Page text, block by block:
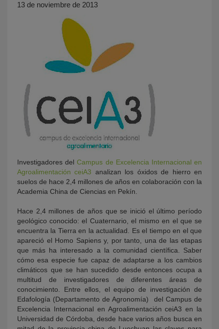
13 de noviembre de 2013
Investigadores delCampus de Excelencia Internacional en
Agroalimentación ceiA3 analizan los óxidos de hierro en
suelos de hace 2,4 millones de años en colaboración con la
Academia China de Ciencias en Pekín.
Hace 2,4 millones de años que se inició el último período
geológico conocido: el Cuaternario, el mismo en el que se
encuentra la Tierra en la actualidad. Es el tiempo en el que
apareció el Homo Sapiens y, por tanto, una de las etapas
que más ha interesado a la comunidad científica. Saber
cómo esa especie fue capaz de adaptarse a los cambios
climáticos que se han sucedido desde entonces ocupa a
multitud de investigadores de diferentes áreas de
conocimiento. Entre ellos, el equipo de investigación de
Edafología (Departamento de Agronomía) del Campus de
Excelencia Internacional en Agroalimentación ceiA3 en la
Universidad de Córdoba, desde hace varios años busca en